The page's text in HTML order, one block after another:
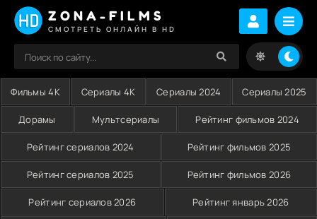
ZONA-FILMS
СМОТРЕТЬ ОНЛАЙН В HD
Фильмы 4K Сериалы 4K Сериалы 2024 Сериалы 2025
Дорамы Мультсериалы Рейтинг фильмов 2024
Рейтинг сериалов 2024 Рейтинг фильмов 2025
Рейтинг сериалов 2025 Рейтинг фильмов 2026
Рейтинг сериалов 2026 Рейтинг январь 2026